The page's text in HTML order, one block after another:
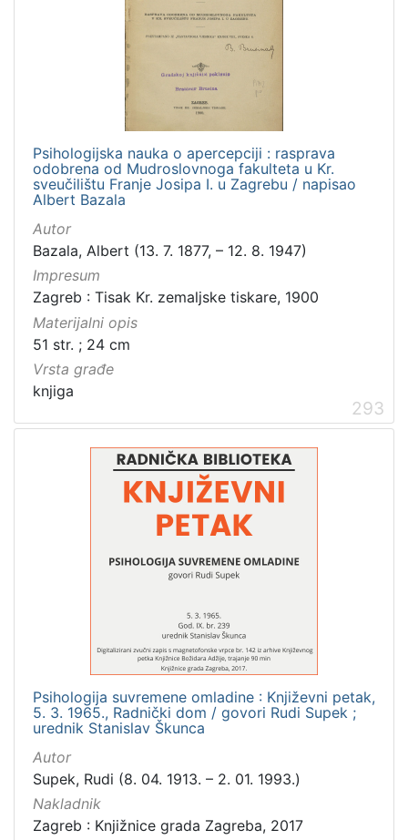
Psihologijska nauka o apercepciji : rasprava
odobrena od Mudroslovnoga fakulteta u Kr.
sveučilištu Franje Josipa I. u Zagrebu / napisao
Albert Bazala
Autor
Bazala, Albert (13. 7. 1877, – 12. 8. 1947)
Impresum
Zagreb : Tisak Kr. zemaljske tiskare, 1900
Materijalni opis
51 str. ; 24 cm
Vrsta građe
knjiga
293
Psihologija suvremene omladine : Književni petak,
5. 3. 1965., Radnički dom / govori Rudi Supek ;
urednik Stanislav Škunca
Autor
Supek, Rudi (8. 04. 1913. – 2. 01. 1993.)
Nakladnik
Zagreb : Knjižnice grada Zagreba, 2017